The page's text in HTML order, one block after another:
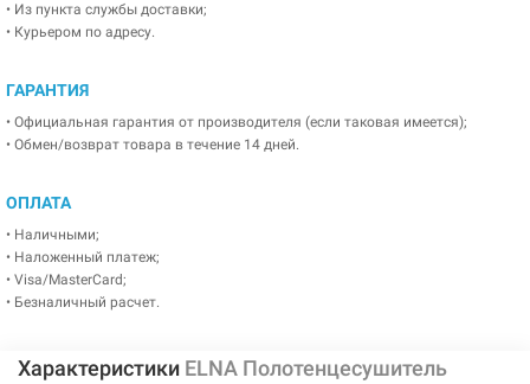
• Из пункта службы доставки;
• Курьером по адресу.
ГАРАНТИЯ
• Официальная гарантия от производителя (если таковая имеется);
• Обмен/возврат товара в течение 14 дней.
ОПЛАТА
• Наличными;
• Наложенный платеж;
• Visa/MasterCard;
• Безналичный расчет.
Характеристики ELNA Полотенцесушитель